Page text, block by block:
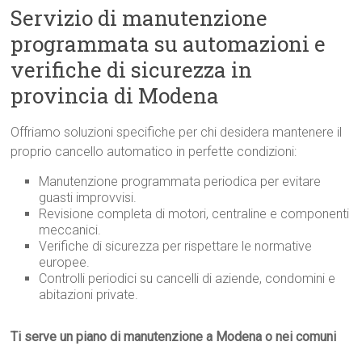
Servizio di manutenzione
programmata su automazioni e
verifiche di sicurezza in
provincia di Modena
Offriamo soluzioni specifiche per chi desidera mantenere il
proprio cancello automatico in perfette condizioni:
Manutenzione programmata periodica per evitare
guasti improvvisi.
Revisione completa di motori, centraline e componenti
meccanici.
Verifiche di sicurezza per rispettare le normative
europee.
Controlli periodici su cancelli di aziende, condomini e
abitazioni private.
Ti serve un piano di manutenzione a Modena o nei comuni